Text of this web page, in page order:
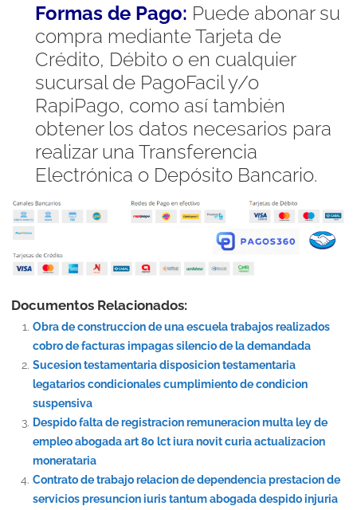
Formas de Pago: Puede abonar su
compra mediante Tarjeta de
Crédito, Débito o en cualquier
sucursal de PagoFacil y/o
RapiPago, como así también
obtener los datos necesarios para
realizar una Transferencia
Electrónica o Depósito Bancario.
Documentos Relacionados:
Obra de construccion de una escuela trabajos realizados
cobro de facturas impagas silencio de la demandada
Sucesion testamentaria disposicion testamentaria
legatarios condicionales cumplimiento de condicion
suspensiva
Despido falta de registracion remuneracion multa ley de
empleo abogada art 80 lct iura novit curia actualizacion
monerataria
Contrato de trabajo relacion de dependencia prestacion de
servicios presuncion iuris tantum abogada despido injuria